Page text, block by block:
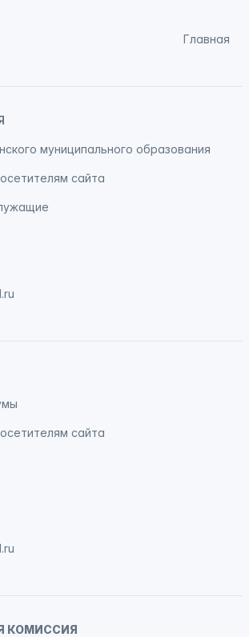
Главная
муниципального образования
сайта
сайта
КОМИССИЯ